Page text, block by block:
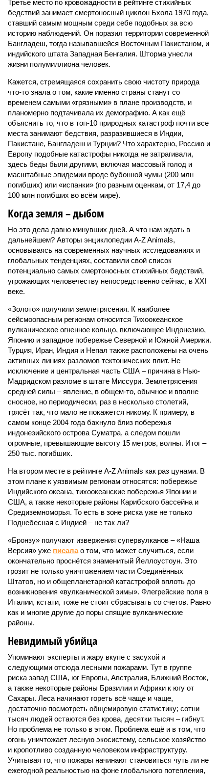
Третье место по кровожадности в рейтинге стихийных
бедствий занимает смертоносный циклон Бхола 1970 года,
ставший самым мощным среди себе подобных за всю
историю наблюдений. Он поразил территории современной
Бангладеш, тогда называвшейся Восточным Пакистаном, и
индийского штата Западная Бенгалия. Шторма унесли
жизни полумиллиона человек.
Кажется, стремящаяся сохранить свою чистоту природа
что-то знала о том, какие именно страны станут со
временем самыми «грязными» в плане производств, и
планомерно подтачивала их демографию. А как ещё
объяснить то, что в топ-10 природных катастроф почти все
места занимают бедствия, разразившиеся в Индии,
Пакистане, Бангладеш и Турции? Что характерно, Россию и
Европу подобные катастрофы никогда не затрагивали,
здесь беды были другими, включая массовый голод и
масштабные эпидемии вроде бубонной чумы (200 млн
погибших) или «испанки» (по разным оценкам, от 17,4 до
100 млн погибших во всём мире).
Когда земля – дыбом
Но это дела давно минувших дней. А что нам ждать в
дальнейшем? Авторы энциклопедии A-Z Animals,
основываясь на современных научных исследованиях и
глобальных тенденциях, составили свой список
потенциально самых смертоносных стихийных бедствий,
угрожающих человечеству непосредственно сейчас, в XXI
веке.
«Золото» получили землетрясения. К наиболее
сейсмоопасным регионам относится Тихоокеанское
вулканическое огненное кольцо, включающее Индонезию,
Японию и западное побережье Северной и Южной Америки.
Турция, Иран, Индия и Непал также расположены на очень
активных линиях разломов тектонических плит. Не
исключение и центральная часть США – причина в Нью-
Мадридском разломе в штате Миссури. Землетрясения
средней силы – явление, в общем-то, обычное и вполне
сносное, но периодически, раз в несколько столетий,
трясёт так, что мало не покажется никому. К примеру, в
самом конце 2004 года бахнуло близ побережья
индонезийского острова Суматра, а следом пошли
огромные, превышающие высоту 15 метров, волны. Итог –
250 тыс. погибших.
На втором месте в рейтинге A-Z Animals как раз цунами. В
этом плане к уязвимым регионам относятся: побережье
Индийского океана, тихо­океанские побережья Японии и
США, а также некоторые районы Карибского бассейна и
Средиземноморья. То есть в зоне риска уже не только
Поднебесная с Индией – не так ли?
«Бронзу» получают извержения супервулканов – «Наша
Версия» уже писалао том, что может случиться, если
окончательно проснётся знаменитый Йеллоустоун. Это
грозит не только уничтожением части Соединённых
Штатов, но и общепланетарной катастрофой вплоть до
возникновения «вулканической зимы». Флегрейские поля в
Италии, кстати, тоже не стоит сбрасывать со счетов. Равно
как и многие другие до поры спящие вулканические
районы.
Невидимый убийца
Упоминают эксперты и жару вкупе с засухой и
следующими отсюда лесными пожарами. Тут в группе
риска запад США, юг Европы, Австралия, Ближний Восток,
а также некоторые районы Бразилии и Африки к югу от
Сахары. Леса начинают гореть всё чаще и чаще,
достаточно посмотреть общемировую статистику; сотни
тысяч людей остаются без крова, десятки тысяч – гибнут.
Но проблема не только в этом. Проблема ещё и в том, что
огонь уничтожает лесную экосистему, сельское хозяйство
и кропотливо созданную человеком инфраструктуру.
Учитывая то, что пожары начинают становиться чуть ли не
ежегодной реальностью на фоне глобального потепления,